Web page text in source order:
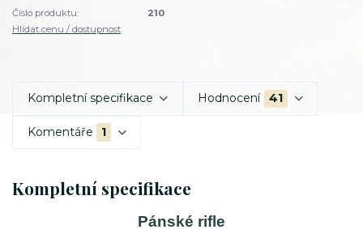
Číslo produktu:
210
Hlídat cenu / dostupnost
Kompletní specifikace Hodnocení 41
Komentáře 1
Kompletní specifikace
Pánské rifle